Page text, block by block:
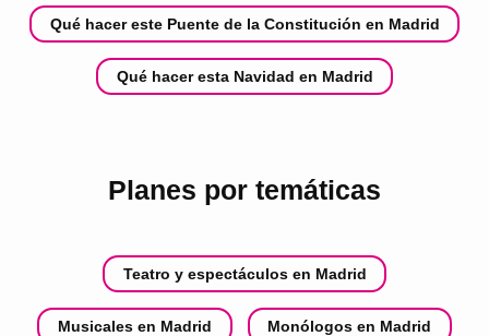
Qué hacer este Puente de la Constitución en Madrid
Qué hacer esta Navidad en Madrid
Planes por temáticas
Teatro y espectáculos en Madrid
Musicales en Madrid Monólogos en Madrid